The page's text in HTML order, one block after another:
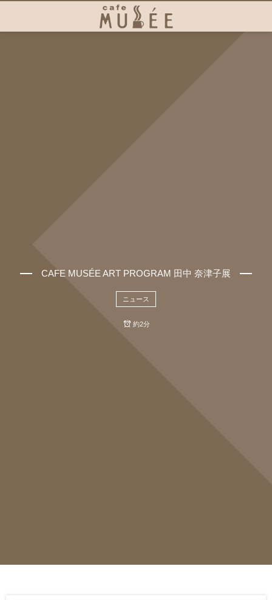
CAFE MUSÉE ART PROGRAM 田中 奈津子展
ニュース
約2分